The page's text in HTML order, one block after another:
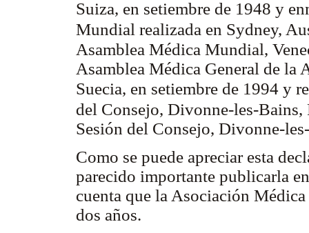
Suiza, en setiembre de 1948 y
Mundial realizada en Sydney,
Asamblea Médica Mundial,
Asamblea Médica General de
Suecia, en setiembre de 1994 y
del Consejo, Divonne-les-
Sesión del Consejo, Divonne-
Como se puede apreciar esta
parecido importante publicarla
cuenta que la Asociación
dos años.